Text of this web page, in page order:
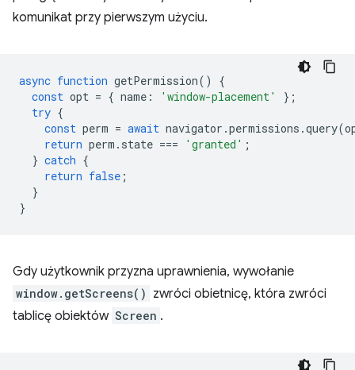
komunikat przy pierwszym użyciu.
async function getPermission()
{
const opt = { name : 'window-placement'
};
try {
const perm = await navigator .permissions .query(
return perm . state === 'granted' ;
} catch {
return false ;
}
}
Gdy użytkownik przyzna uprawnienia, wywołanie
window.getScreens() zwróci obietnicę, która zwróci
tablicę obiektów Screen .